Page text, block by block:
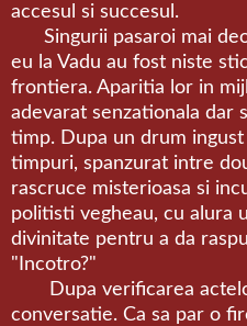
accesul si succesul.
Singurii pasaroi mai
eu la Vadu au fost niste
frontiera. Aparitia lor in
adevarat senzationala dar
timp. Dupa un drum
timpuri, spanzurat intre
rascruce misterioasa si
politisti vegheau, cu alura
divinitate pentru a da
"Incotro?"
Dupa verificarea
conversatie. Ca sa par o